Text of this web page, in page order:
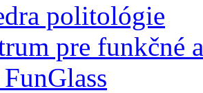
politológie
pre funkčné